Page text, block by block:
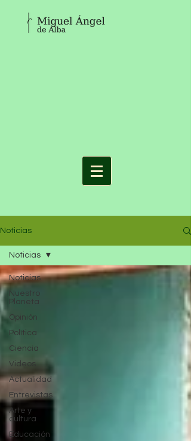
Noticias
Noticias
Nuestro
Planeta
Opinión
Política
Ciencia
Videos
Actualidad
Entrevistas
Arte y
cultura
Educación
Noticias